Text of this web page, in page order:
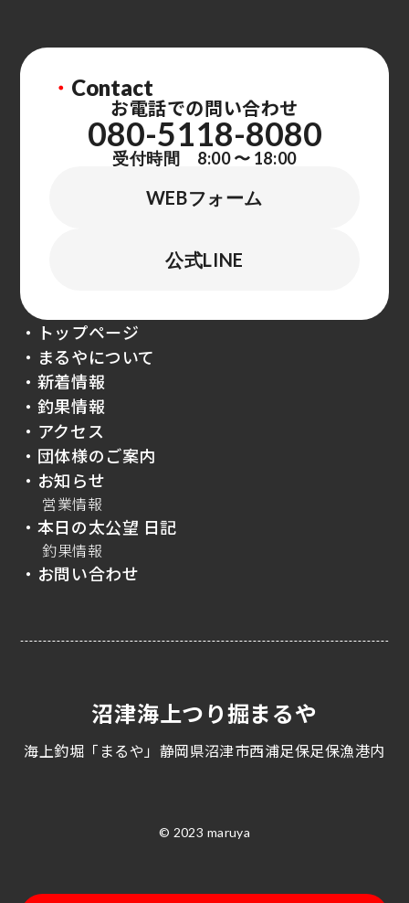
・ Contact
お電話での問い合わせ
080-5118-8080
受付時間 8:00 〜 18:00
WEBフォーム
公式LINE
・トップページ
・まるやについて
・新着情報
・釣果情報
・アクセス
・団体様のご案内
・お知らせ
営業情報
・本日の太公望 日記
釣果情報
・お問い合わせ
沼津海上つり掘まるや
海上釣堀「まるや」静岡県沼津市西浦足保足保漁港内
© 2023 maruya